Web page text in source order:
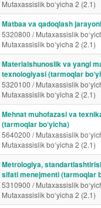
Mutaxassislik bo‘yicha 2 (2.1)
Matbaa va qadoqlash
5320800 / Mutaxassislik
Mutaxassislik bo‘yicha 2 (2.1)
Materialshunoslik va yangi
texnologiyasi (tarmoqlar
5320100 / Mutaxassislik
Mutaxassislik bo‘yicha 2 (2.1)
Mehnat muhofazasi va
(tarmoqlar bo‘yicha)
5640200 / Mutaxassislik
Mutaxassislik bo‘yicha 2 (2.1)
Metrologiya,
sifati menejmenti (tarmoqlar
5310900 / Mutaxassislik
Mutaxassislik bo‘yicha 2 (2.1)